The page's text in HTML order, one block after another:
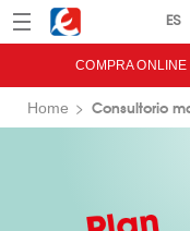
Menú Eroski
COMPRA ONLINE
Home Consultorio